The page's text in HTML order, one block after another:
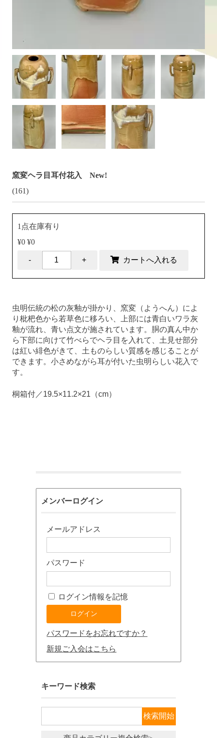
窯変ヘラ目耳付花入 New!
(161)
1点在庫有り
¥0 ¥0
虫明伝統の松の灰釉が掛かり、窯変（ようへん）によ
り枇杷色から若草色に移ろい、上部には青白いワラ灰
釉が流れ、青い点文が施されています。胴の真ん中か
ら下部に向けて竹べらでヘラ目を入れて、土見せ部分
は紅い緋色がきて、土ものらしい質感を感じることが
できます。小さめながら耳が付いた虫明らしい花入で
す。
桐箱付／19.5×11.2×21（cm）
メンバーログイン
メールアドレス
パスワード
ログイン情報を記憶
パスワードをお忘れですか？
新規ご入会はこちら
キーワード検索